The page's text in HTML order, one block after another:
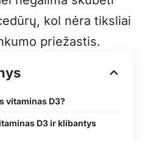
kol nėra tiksliai
priežastis.
vitaminas D3?
D3 ir klibantys